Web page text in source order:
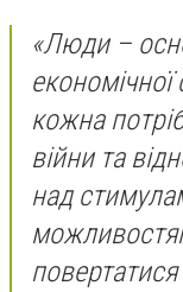
«Люди –
кожна
війни та
над